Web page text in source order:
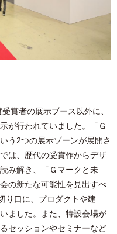
賞者の展示ブース以外に、
が行われていました。「Ｇ
う2つの展示ゾーンが展開さ
は、歴代の受賞作からデザ
み解き、「Ｇマークと未
の新たな可能性を見出すべ
り口に、プロダクトや建
ました。また、特設会場が
セッションやセミナーなど